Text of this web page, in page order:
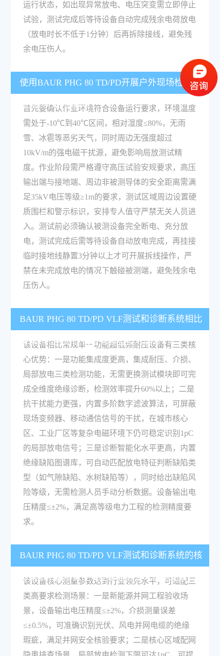
运行状态，如出现异常放电、电压突变需立即停止
试验，测试完成后等待设备自动完成残余电荷放电
（放电时长不低于1分钟）后再拆除接线，避免残
余电压伤人。
使用BAUR PHG 80 TD/PD开展户外现场检测有
哪些核心注意事项？
首先要确认作业环境符合设备运行要求，环境温度
需处于-10℃到40℃区间，相对湿度≤80%，无雨
雪、冰雹等恶劣天气，同时周边无强度超过
10kV/m的强电磁干扰源，避免影响局放测试精
度。作业阶段需严格遵守高压试验安规要求，高压
输出端与接地端、周边非被测导体的安全距离需满
足35kV电压等级≥1m的要求，测试区域周边设置硬
质围栏和警示标识，安排专人值守严禁无关人员进
入。测试前必须确认被测设备完全断电、充分放
电，测试完成后需等待设备自动放电完成，再挂接
临时接地线静置3分钟以上才可开展拆线操作，严
禁在未完成放电的情况下触碰被测端，避免残余电
压伤人。
BAUR PHG 80 TD/PD VLF测试和诊断系统相比
常规超低频耐压设备有哪些技术优势？
该设备相比常规单一功能超低频耐压设备有三类核
心优势：一是功能集成度更高，集成耐压、介损、
局部放电三类检测功能，无需更换测试模块即可完
成全维度绝缘诊断，检测效率提升60%以上；二是
抗干扰能力更强，内置多阶数字滤波算法，可屏蔽
现场变频器、移动通信信号的干扰，在城市核心
区、工业厂区等复杂电磁环境下仍可稳定识别1pC
的局部放电信号；三是诊断智能化水平更高，内置
绝缘缺陷图谱库，可自动匹配放电特征判断缺陷类
型（如气隙缺陷、水树缺陷等），同时给出缺陷风
险等级，无需检测人员手动分析数据。设备输出电
压精度≤±2%，满足高等级电力工程的检测精度要
求。
BAUR PHG 80 TD/PD VLF测试和诊断系统的核
心测量精度参数能满足哪些高要求检测场景？
该设备核心测量参数达到行业领先水平，可适配三
类高要求检测场景：一是新能源并网工程验收场
景，设备输出电压精度≤±2%，介损测量误差
≤±0.5%，可准确识别光伏、风电并网电缆的绝缘
瑕疵，满足并网安全核验要求；二是核心区域配网